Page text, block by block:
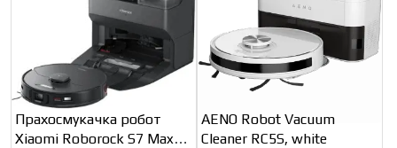
Прахосмукачка робот
Xiaomi Roborock S7 MaxV
AENO Robot Vacuum
Cleaner RC5S, white